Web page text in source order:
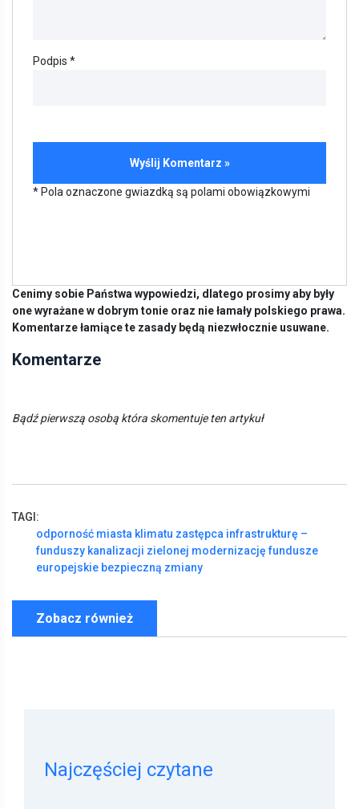
Podpis *
* Pola oznaczone gwiazdką są polami obowiązkowymi
Cenimy sobie Państwa wypowiedzi, dlatego prosimy aby były
one wyrażane w dobrym tonie oraz nie łamały polskiego prawa.
Komentarze łamiące te zasady będą niezwłocznie usuwane.
Komentarze
Bądź pierwszą osobą która skomentuje ten artykuł
TAGI:
odporność miasta klimatu zastępca infrastrukturę –
funduszy kanalizacji zielonej modernizację fundusze
europejskie bezpieczną zmiany
Zobacz również
Najczęściej czytane